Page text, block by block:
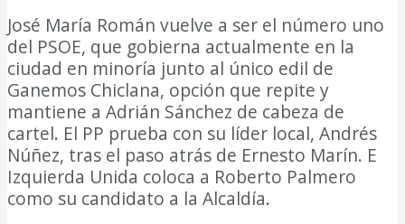
José María Román vuelve a ser el número uno
del PSOE, que gobierna actualmente en la
ciudad en minoría junto al único edil de
Ganemos Chiclana, opción que repite y
mantiene a Adrián Sánchez de cabeza de
cartel. El PP prueba con su líder local, Andrés
Núñez, tras el paso atrás de Ernesto Marín. E
Izquierda Unida coloca a Roberto Palmero
como su candidato a la Alcaldía.